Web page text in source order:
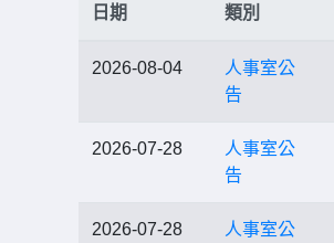
日期 類別
2026-08-04
人事室公
告
2026-07-28
人事室公
告
2026-07-28
人事室公